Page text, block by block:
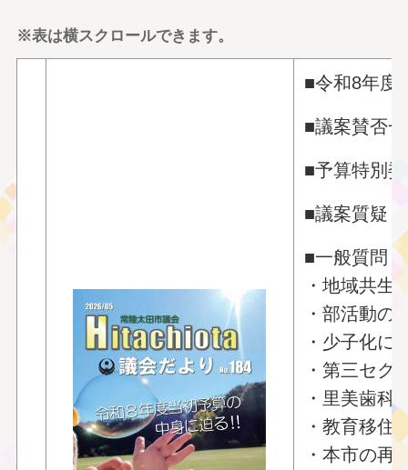
※表は横スクロールできます。
■令和8年度
■議案賛否
■予算特別
■議案質疑
■一般質問
・地域共生
・部活動の
・少子化に
・第三セク
・里美歯科
・教育移住
・本市の再